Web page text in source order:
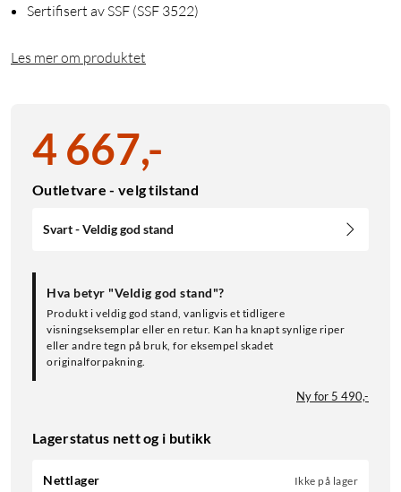
Sertifisert av SSF (SSF 3522)
Les mer om produktet
4 667,-
Outletvare - velg tilstand
Svart - Veldig god stand
Hva betyr "Veldig god stand"?
Produkt i veldig god stand, vanligvis et tidligere
visningseksemplar eller en retur. Kan ha knapt synlige riper
eller andre tegn på bruk, for eksempel skadet
originalforpakning.
Ny for 5 490,-
Lagerstatus nett og i butikk
Nettlager Ikke på lager